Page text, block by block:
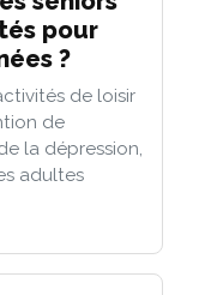
pour
?
de loisir
de
la dépression,
adultes